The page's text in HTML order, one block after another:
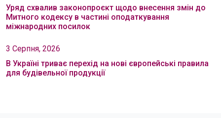
Уряд схвалив законопроєкт щодо внесення змін до
Митного кодексу в частині оподаткування
міжнародних посилок
3 Серпня, 2026
В Україні триває перехід на нові європейські правила
для будівельної продукції